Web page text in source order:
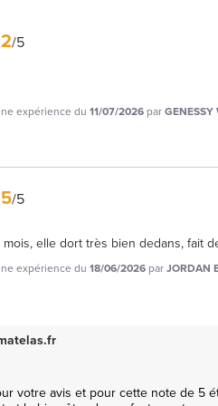
2/5
expérience du 11/07/2026 parGENESSY
5/5
elle dort très bien dedans, fait
expérience du 18/06/2026 parJORDAN
votre avis et pour cette note de 5